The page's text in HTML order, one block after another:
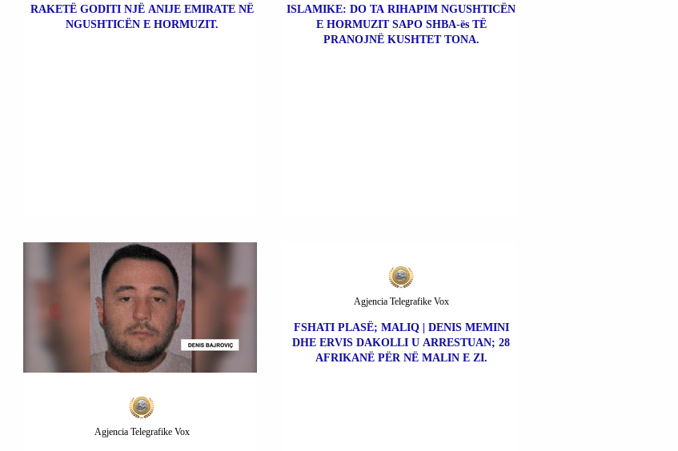
RAKETË GODITI NJË ANIJE EMIRATE NË
NGUSHTICËN E HORMUZIT.
ISLAMIKE: DO TA RIHAPIM NGUSHTICËN
E HORMUZIT SAPO SHBA-ës TË
PRANOJNË KUSHTET TONA.
Agjencia Telegrafike Vox
FSHATI PLASË; MALIQ | DENIS MEMINI
DHE ERVIS DAKOLLI U ARRESTUAN; 28
AFRIKANË PËR NË MALIN E ZI.
Agjencia Telegrafike Vox